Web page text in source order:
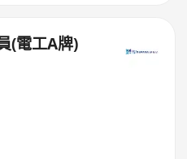
(電工A牌)